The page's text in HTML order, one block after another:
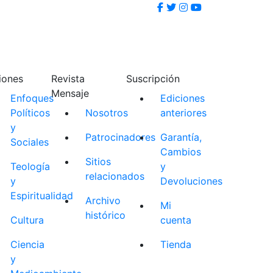
Enfoques
Políticos
y
Sociales
Teología
y
Espiritualidad
Cultura
Ciencia
y
Revista
Mensaje
Nosotros
Patrocinadores
Sitios
relacionados
Archivo
histórico
Suscripción
Ediciones
anteriores
Garantía,
Cambios
y
Devoluciones
Mi
cuenta
Tienda